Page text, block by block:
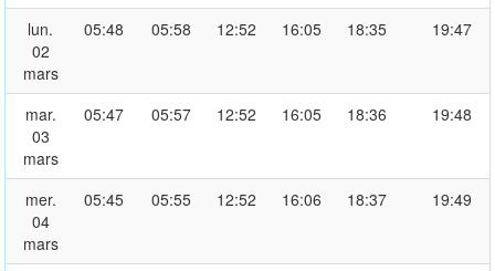
lun.
02
mars
05:48 05:58 12:52 16:05 18:35 19:47
mar.
03
mars
05:47 05:57 12:52 16:05 18:36 19:48
mer.
04
mars
05:45 05:55 12:52 16:06 18:37 19:49